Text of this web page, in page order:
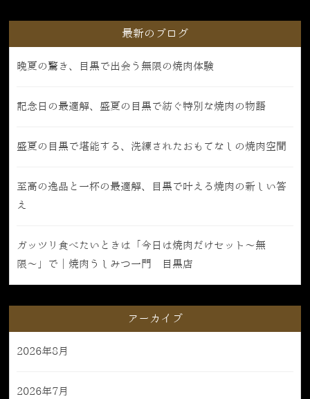
最新のブログ
晩夏の驚き、目黒で出会う無限の焼肉体験
記念日の最適解、盛夏の目黒で紡ぐ特別な焼肉の物語
盛夏の目黒で堪能する、洗練されたおもてなしの焼肉空間
至高の逸品と一杯の最適解、目黒で叶える焼肉の新しい答
え
ガッツリ食べたいときは「今日は焼肉だけセット〜無
限〜」で｜焼肉うしみつ一門 目黒店
アーカイブ
2026年8月
2026年7月